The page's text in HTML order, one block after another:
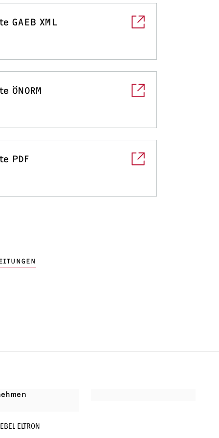
GAEB XML
ÖNORM
PDF
ELTRON